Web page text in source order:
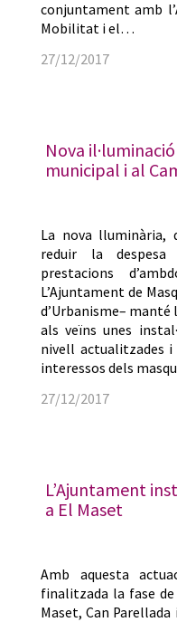
conjuntament amb
Mobilitat i el…
27/12/2017
Nova
municipal i al
La nova lluminària,
reduir la
prestacions
L’Ajuntament de
d’Urbanisme–
als veïns unes
nivell actualitzades i
interessos dels
27/12/2017
L’Ajuntament
a El Maset
Amb aquesta
finalitzada la fase
Maset, Can